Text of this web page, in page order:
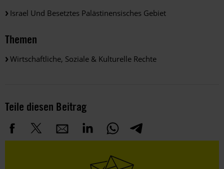
Israel Und Besetztes Palästinensisches Gebiet
Themen
Wirtschaftliche, Soziale & Kulturelle Rechte
Teile diesen Beitrag